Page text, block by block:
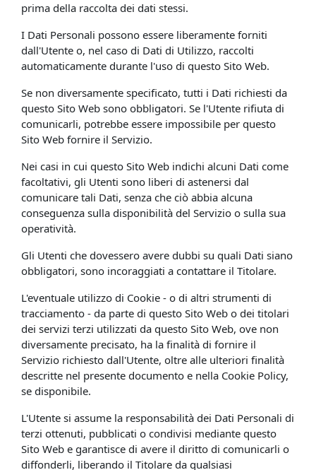
prima della raccolta dei dati stessi.
I Dati Personali possono essere liberamente forniti
dall'Utente o, nel caso di Dati di Utilizzo, raccolti
automaticamente durante l'uso di questo Sito Web.
Se non diversamente specificato, tutti i Dati richiesti da
questo Sito Web sono obbligatori. Se l'Utente rifiuta di
comunicarli, potrebbe essere impossibile per questo
Sito Web fornire il Servizio.
Nei casi in cui questo Sito Web indichi alcuni Dati come
facoltativi, gli Utenti sono liberi di astenersi dal
comunicare tali Dati, senza che ciò abbia alcuna
conseguenza sulla disponibilità del Servizio o sulla sua
operatività.
Gli Utenti che dovessero avere dubbi su quali Dati siano
obbligatori, sono incoraggiati a contattare il Titolare.
L'eventuale utilizzo di Cookie - o di altri strumenti di
tracciamento - da parte di questo Sito Web o dei titolari
dei servizi terzi utilizzati da questo Sito Web, ove non
diversamente precisato, ha la finalità di fornire il
Servizio richiesto dall'Utente, oltre alle ulteriori finalità
descritte nel presente documento e nella Cookie Policy,
se disponibile.
L'Utente si assume la responsabilità dei Dati Personali di
terzi ottenuti, pubblicati o condivisi mediante questo
Sito Web e garantisce di avere il diritto di comunicarli o
diffonderli, liberando il Titolare da qualsiasi